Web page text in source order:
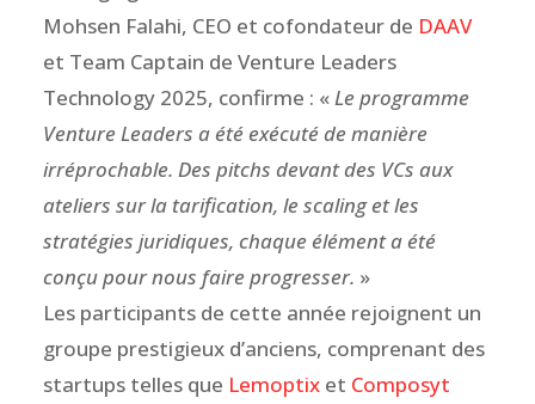
Mohsen Falahi, CEO et cofondateur de DAAV
et Team Captain de Venture Leaders
Technology 2025, confirme : «Le programme
Venture Leaders a été exécuté de manière
irréprochable. Des pitchs devant des VCs aux
ateliers sur la tarification, le scaling et les
stratégies juridiques, chaque élément a été
conçu pour nous faire progresser. »
Les participants de cette année rejoignent un
groupe prestigieux d’anciens, comprenant des
startups telles que Lemoptixet Composyt